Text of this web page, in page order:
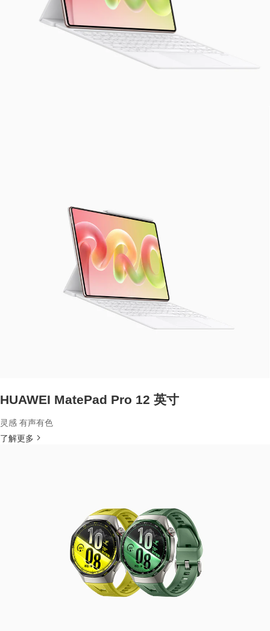
HUAWEI MatePad Pro 12 英寸
灵感 有声有色
了解更多